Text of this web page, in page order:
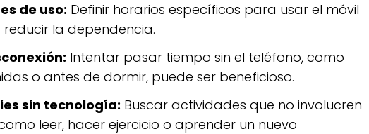
de uso: Definir horarios específicos para usar el móvil
la dependencia.
Intentar pasar tiempo sin el teléfono, como
o antes de dormir, puede ser beneficioso.
sin tecnología: Buscar actividades que no involucren
leer, hacer ejercicio o aprender un nuevo